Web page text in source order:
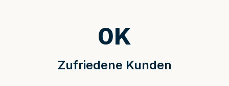
Zufriedene Kunden
0K